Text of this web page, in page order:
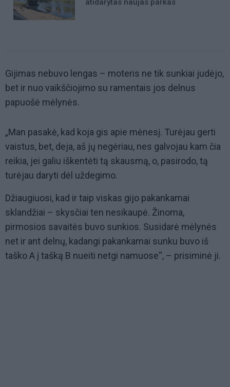
atidarytas naujas parkas
Gijimas nebuvo lengas – moteris ne tik sunkiai judėjo,
bet ir nuo vaikščiojimo su ramentais jos delnus
papuošė mėlynės.
„Man pasakė, kad koja gis apie mėnesį. Turėjau gerti
vaistus, bet, deja, aš jų negėriau, nes galvojau kam čia
reikia, jei galiu iškentėti tą skausmą, o, pasirodo, tą
turėjau daryti dėl uždegimo.
Džiaugiuosi, kad ir taip viskas gijo pakankamai
sklandžiai – skysčiai ten nesikaupė. Žinoma,
pirmosios savaitės buvo sunkios. Susidarė mėlynės
net ir ant delnų, kadangi pakankamai sunku buvo iš
taško A į tašką B nueiti netgi namuose“, – prisiminė ji.